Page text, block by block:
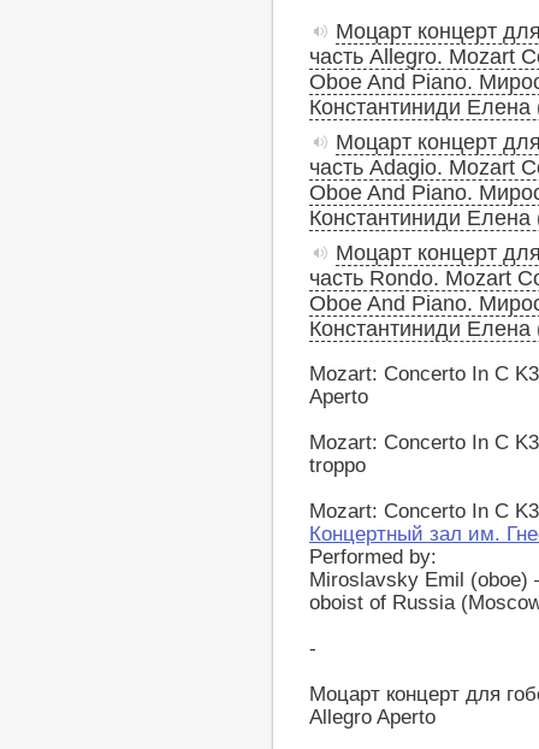
Моцарт концерт
часть Allegro. Mozart
Oboe And Piano.
Константиниди
Моцарт концерт
часть Adagio. Mozart
Oboe And Piano.
Константиниди
Моцарт концерт
часть Rondo. Mozart
Oboe And Piano.
Константиниди
Mozart: Concerto In C
Aperto
Mozart: Concerto In C
troppo
Mozart: Concerto In C
Концертный зал им.
Performed by:
Miroslavsky Emil
oboist of Russia
-
Моцарт концерт для
Allegro Aperto